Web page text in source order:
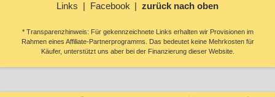
Links Facebook zurück nach oben
* Transparenzhinweis: Für gekennzeichnete Links erhalten wir Provisionen im
Rahmen eines Affiliate-Partnerprogramms. Das bedeutet keine Mehrkosten für
Käufer, unterstützt uns aber bei der Finanzierung dieser Website.